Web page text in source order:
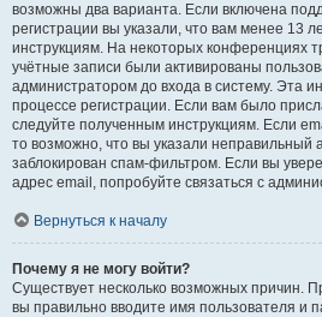
возможны два варианта. Если включена
регистрации вы указали, что вам менее 13
инструкциям. На некоторых конференциях
учётные записи были активированы
администратором до входа в систему. Эта
процессе регистрации. Если вам было
следуйте полученным инструкциям. Если
то возможно, что вы указали неправильный
заблокирован спам-фильтром. Если вы
адрес email, попробуйте связаться с
Вернуться к началу
Почему я не могу войти?
Существует несколько возможных причин.
вы правильно вводите имя пользователя и